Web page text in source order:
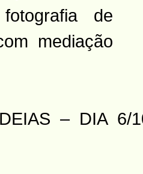
de
mediação
– DIA 6/